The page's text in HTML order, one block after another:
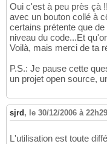
Oui c'est à peu près çà
avec un bouton collé à
certains prétente que
niveau du code...Et
Voilà, mais merci de ta
P.S.: Je pause cette
un projet open source,
sjrd, le 30/12/2006 à 22h29
L'utilisation est toute